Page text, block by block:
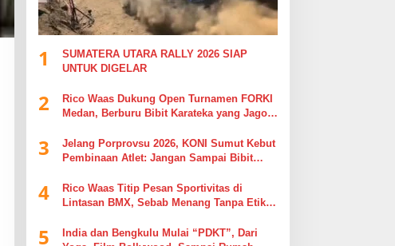
1
SUMATERA UTARA RALLY 2026 SIAP
UNTUK DIGELAR
2
Rico Waas Dukung Open Turnamen FORKI
Medan, Berburu Bibit Karateka yang Jago
Komentar
3
Jelang Porprovsu 2026, KONI Sumut Kebut
Pembinaan Atlet: Jangan Sampai Bibit
4
Rico Waas Titip Pesan Sportivitas di
Lintasan BMX, Sebab Menang Tanpa Etika
5
India dan Bengkulu Mulai “PDKT”, Dari